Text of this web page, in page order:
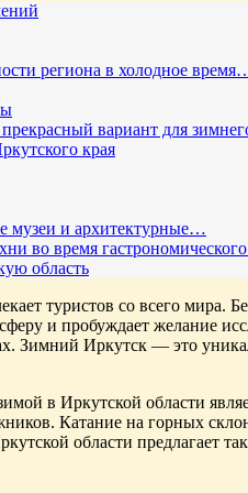
региона в холодное
вариант для
края
музеи и архитектурные…
во время
область
туристов со всего
и пробуждает желание
Зимний Иркутск — это
в Иркутской области
Катание на горных
области предлагает